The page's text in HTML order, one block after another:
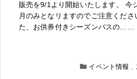
販売を9/1より開始いたします。 今
月のみとなリますのでご注意くだ
た、お供券付きシーズンパスの……
イベント情報